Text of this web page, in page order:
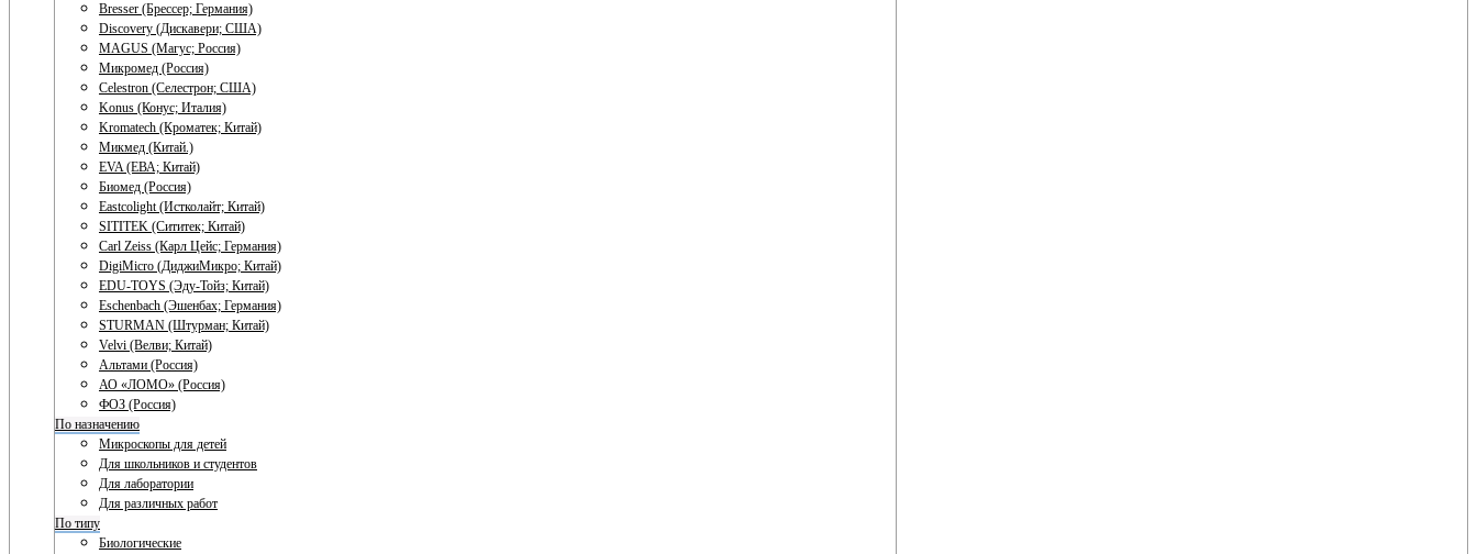
Bresser (Брессер; Германия)
Discovery (Дискавери; США)
MAGUS (Магус; Россия)
Микромед (Россия)
Celestron (Селестрон; США)
Konus (Конус; Италия)
Kromatech (Кроматек; Китай)
Микмед (Китай.)
EVA (ЕВА; Китай)
Биомед (Россия)
Eastcolight (Истколайт; Китай)
SITITEK (Сититек; Китай)
Carl Zeiss (Карл Цейс; Германия)
DigiMicro (ДиджиМикро; Китай)
EDU-TOYS (Эду-Тойз; Китай)
Eschenbach (Эшенбах; Германия)
STURMAN (Штурман; Китай)
Velvi (Велви; Китай)
Альтами (Россия)
АО «ЛОМО» (Россия)
ФОЗ (Россия)
По назначению
Микроскопы для детей
Для школьников и студентов
Для лаборатории
Для различных работ
По типу
Биологические